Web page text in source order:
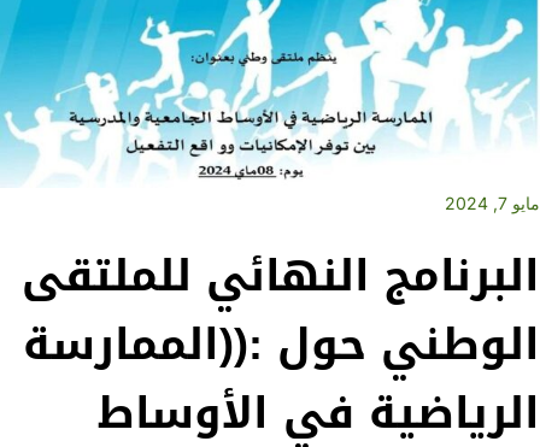
مايو 7, 2024
البرنامج النهائي للملتقى
الوطني حول :((الممارسة
الرياضية في الأوساط